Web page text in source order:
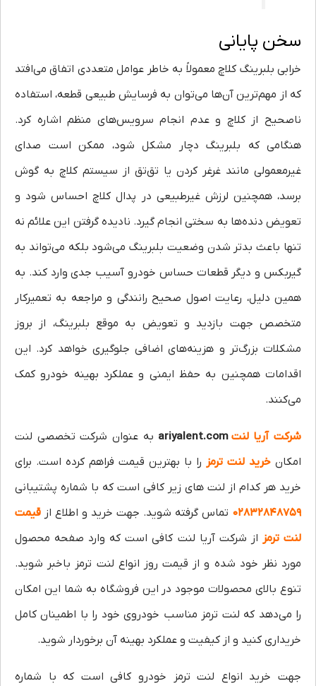
سخن پایانی
خرابی بلبرینگ کلاچ معمولاً به خاطر عوامل متعددی اتفاق می‌افتد
که از مهم‌ترین آن‌ها می‌توان به فرسایش طبیعی قطعه، استفاده
ناصحیح از کلاچ و عدم انجام سرویس‌های منظم اشاره کرد.
هنگامی که بلبرینگ دچار مشکل شود، ممکن است صدای
غیرمعمولی مانند غرغر کردن یا تق‌تق از سیستم کلاچ به گوش
برسد، همچنین لرزش غیرطبیعی در پدال کلاچ احساس شود و
تعویض دنده‌ها به سختی انجام گیرد. نادیده گرفتن این علائم نه
تنها باعث بدتر شدن وضعیت بلبرینگ می‌شود بلکه می‌تواند به
گیربکس و دیگر قطعات حساس خودرو آسیب جدی وارد کند. به
همین دلیل، رعایت اصول صحیح رانندگی و مراجعه به تعمیرکار
متخصص جهت بازدید و تعویض به موقع بلبرینگ، از بروز
مشکلات بزرگ‌تر و هزینه‌های اضافی جلوگیری خواهد کرد. این
اقدامات همچنین به حفظ ایمنی و عملکرد بهینه خودرو کمک
می‌کنند.
شرکت آریا لنت ariyalent.com به عنوان شرکت تخصصی لنت
امکان خرید لنت ترمز را با بهترین قیمت فراهم کرده است. برای
خرید هر کدام از لنت های زیر کافی است که با شماره پشتیبانی
۰۲۸۳۲۸۴۸۷۵۹ تماس گرفته شوید. جهت خرید و اطلاع از قیمت
لنت ترمز از شرکت آریا لنت کافی است که وارد صفحه محصول
مورد نظر خود شده و از قیمت روز انواع لنت ترمز باخبر شوید.
تنوع بالای محصولات موجود در این فروشگاه به شما این امکان
را می‌دهد که لنت ترمز مناسب خودروی خود را با اطمینان کامل
خریداری کنید و از کیفیت و عملکرد بهینه آن برخوردار شوید.
جهت خرید انواع لنت ترمز خودرو کافی است که با شماره